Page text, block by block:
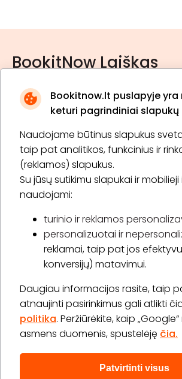
Bookitnow.lt puslapyje
keturi pagrindiniai slapukų
Naudojame būtinus slapukus
taip pat analitikos, funkcinius ir
(reklamos) slapukus.
Su jūsų sutikimu slapukai ir
naudojami:
turinio ir reklamos
personalizuotai ir
reklamai, taip pat jos
konversijų) matavimui.
Daugiau informacijos rasite, taip
atnaujinti pasirinkimus gali atlikti
politika. Peržiūrėkite, kaip
asmens duomenis, spustelėję čia.
Patvirtinti visus
BookitNow Laiškas
* Susipažinau su privatumo
Prenumeruoti
Apie „BookitNow“
Informacija
„GERA DOVANA“ GRUPĖ